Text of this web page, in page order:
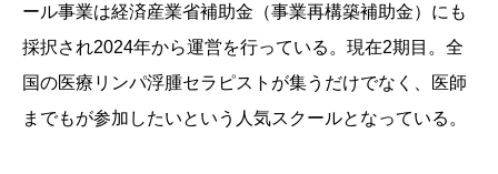
ール事業は経済産業省補助金（事業再構築補助金）にも
採択され2024年から運営を行っている。現在2期目。全
国の医療リンパ浮腫セラピストが集うだけでなく、医師
までもが参加したいという人気スクールとなっている。